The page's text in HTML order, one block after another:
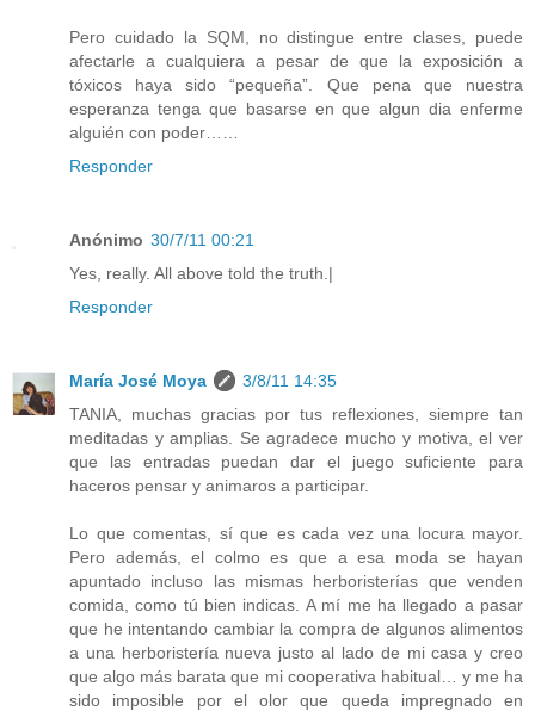
Pero cuidado la SQM, no distingue entre clases, puede
afectarle a cualquiera a pesar de que la exposición a
tóxicos haya sido “pequeña”. Que pena que nuestra
esperanza tenga que basarse en que algun dia enferme
alguién con poder……
Responder
Anónimo 30/7/11 00:21
Yes, really. All above told the truth.|
Responder
María José Moya
3/8/11 14:35
TANIA, muchas gracias por tus reflexiones, siempre tan
meditadas y amplias. Se agradece mucho y motiva, el ver
que las entradas puedan dar el juego suficiente para
haceros pensar y animaros a participar.
Lo que comentas, sí que es cada vez una locura mayor.
Pero además, el colmo es que a esa moda se hayan
apuntado incluso las mismas herboristerías que venden
comida, como tú bien indicas. A mí me ha llegado a pasar
que he intentando cambiar la compra de algunos alimentos
a una herboristería nueva justo al lado de mi casa y creo
que algo más barata que mi cooperativa habitual… y me ha
sido imposible por el olor que queda impregnado en